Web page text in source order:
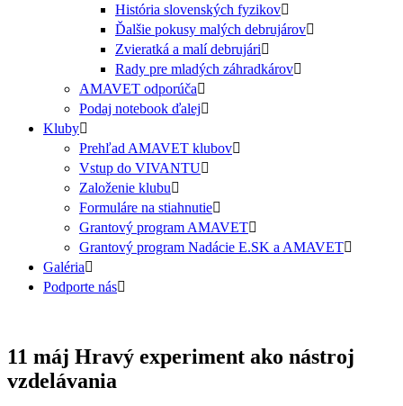
História slovenských fyzikov
Ďalšie pokusy malých debrujárov
Zvieratká a malí debrujári
Rady pre mladých záhradkárov
AMAVET odporúča
Podaj notebook ďalej
Kluby
Prehľad AMAVET klubov
Vstup do VIVANTU
Založenie klubu
Formuláre na stiahnutie
Grantový program AMAVET
Grantový program Nadácie E.SK a AMAVET
Galéria
Podporte nás
11 máj Hravý experiment ako nástroj
vzdelávania